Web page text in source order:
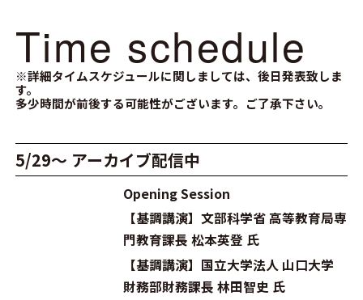
Time schedule
※詳細タイムスケジュールに関しましては、後日発表致しま
す。
多少時間が前後する可能性がございます。ご了承下さい。
5/29～ アーカイブ配信中
Opening Session
【基調講演】文部科学省 高等教育局専
門教育課長 松本英登 氏
【基調講演】国立大学法人 山口大学
財務部財務課長 林田智史 氏